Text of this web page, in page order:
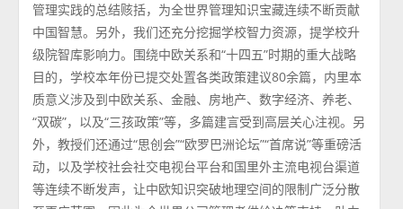
管理实践的总结赅括，为全世界管理知识宝藏连续不断贡献
中国智慧。另外，我们还充分挖掘学校智力资源，提学校升
级院智库影响力。围绕中欧关系和“十四五”时期的重大战略
目的，学校本年份已提交处置各类政策建议80余篇，内里本
质意义涉及到中欧关系、金融、房地产、数字经济、养老、
“双碳”，以及“三孩政策”等，多篇建言受到高层关心注视。另
外，教授们还通过“思创会”“欧罗巴洲论坛”“首席说”等重磅活
动，以及学校社会社交电视台平台和国里外主流电视台渠道
等连续不断发声，让中欧知识突破地理空间的限制广泛分散